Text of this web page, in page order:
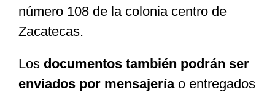
número 108 de la colonia centro de
Zacatecas.
Los documentos también podrán ser
enviados por mensajeríao entregados